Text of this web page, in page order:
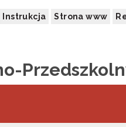
Instrukcja Strona www